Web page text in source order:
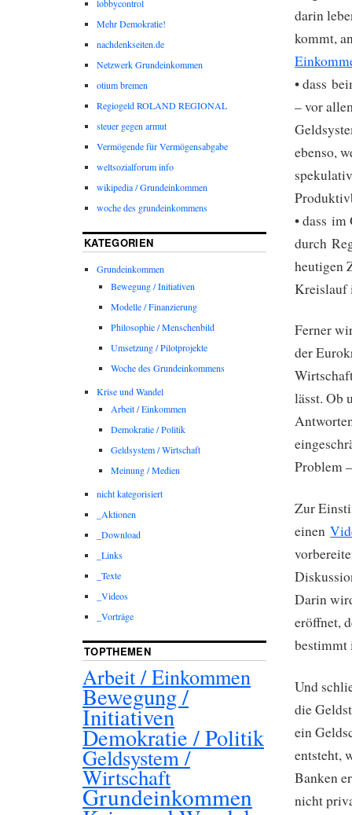
darin
kommt,
• dass
– vor
ebenso,
• dass
durch
heutigen
Kreislauf
Ferner
der
lässt. Ob
Problem
Zur
einen
Darin
eröffnet,
bestimmt
Und
die
ein
entsteht,
Banken
nicht
lobbycontrol
Mehr Demokratie!
nachdenkseiten.de
Netzwerk Grundeinkommen
otium bremen
Regiogeld ROLAND REGIONAL
steuer gegen armut
Vermögende für Vermögensabgabe
weltsozialforum info
wikipedia / Grundeinkommen
woche des grundeinkommens
KATEGORIEN
Grundeinkommen
Bewegung / Initiativen
Modelle / Finanzierung
Philosophie / Menschenbild
Umsetzung / Pilotprojekte
Woche des Grundeinkommens
Krise und Wandel
Arbeit / Einkommen
Demokratie / Politik
Geldsystem / Wirtschaft
Meinung / Medien
nicht kategorisiert
_Aktionen
_Download
_Links
_Texte
_Videos
_Vorträge
TOPTHEMEN
Arbeit / Einkommen
Bewegung /
Initiativen
Demokratie / Politik
Geldsystem /
Wirtschaft
Grundeinkommen